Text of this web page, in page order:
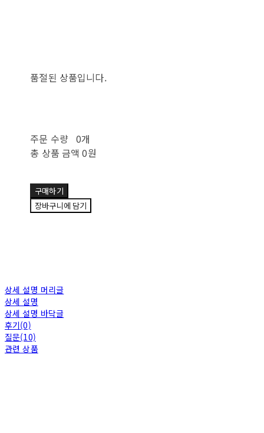
품절된 상품입니다.
주문 수량 0개
총 상품 금액 0원
구매하기
장바구니에 담기
상세 설명 머리글
상세 설명
상세 설명 바닥글
후기(0)
질문(10)
관련 상품